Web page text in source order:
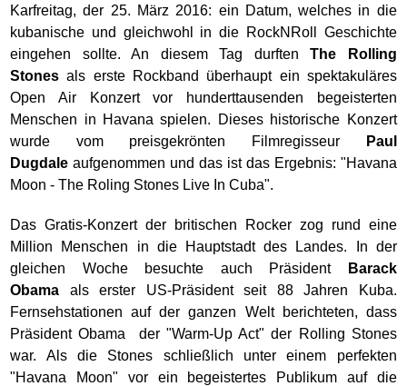
Karfreitag, der 25. März 2016: ein Datum, welches in die
kubanische und gleichwohl in die RockNRoll Geschichte
eingehen sollte. An diesem Tag durftenThe Rolling
Stones als erste Rockband überhaupt ein spektakuläres
Open Air Konzert vor hunderttausenden begeisterten
Menschen in Havana spielen. Dieses historische Konzert
wurde vom preisgekrönten Filmregisseur
Paul
Dugdale aufgenommen und das ist das Ergebnis: "Havana
Moon - The Roling Stones Live In Cuba".
Das Gratis-Konzert der britischen Rocker zog rund eine
Million Menschen in die Hauptstadt des Landes. In der
gleichen Woche besuchte auch Präsident
Barack
Obama als erster US-Präsident seit 88 Jahren Kuba.
Fernsehstationen auf der ganzen Welt berichteten, dass
Präsident Obama der "Warm-Up Act" der Rolling Stones
war. Als die Stones schließlich unter einem perfekten
"Havana Moon" vor ein begeistertes Publikum auf die